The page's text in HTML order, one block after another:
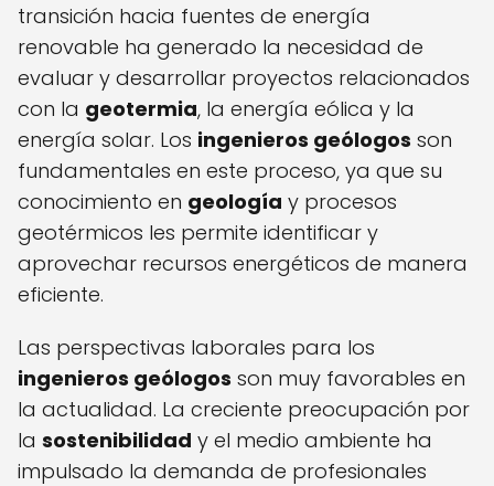
transición hacia fuentes de energía
renovable ha generado la necesidad de
evaluar y desarrollar proyectos relacionados
con la geotermia, la energía eólica y la
energía solar. Los ingenieros geólogos son
fundamentales en este proceso, ya que su
conocimiento en geología y procesos
geotérmicos les permite identificar y
aprovechar recursos energéticos de manera
eficiente.
Las perspectivas laborales para los
ingenieros geólogos son muy favorables en
la actualidad. La creciente preocupación por
la sostenibilidad y el medio ambiente ha
impulsado la demanda de profesionales